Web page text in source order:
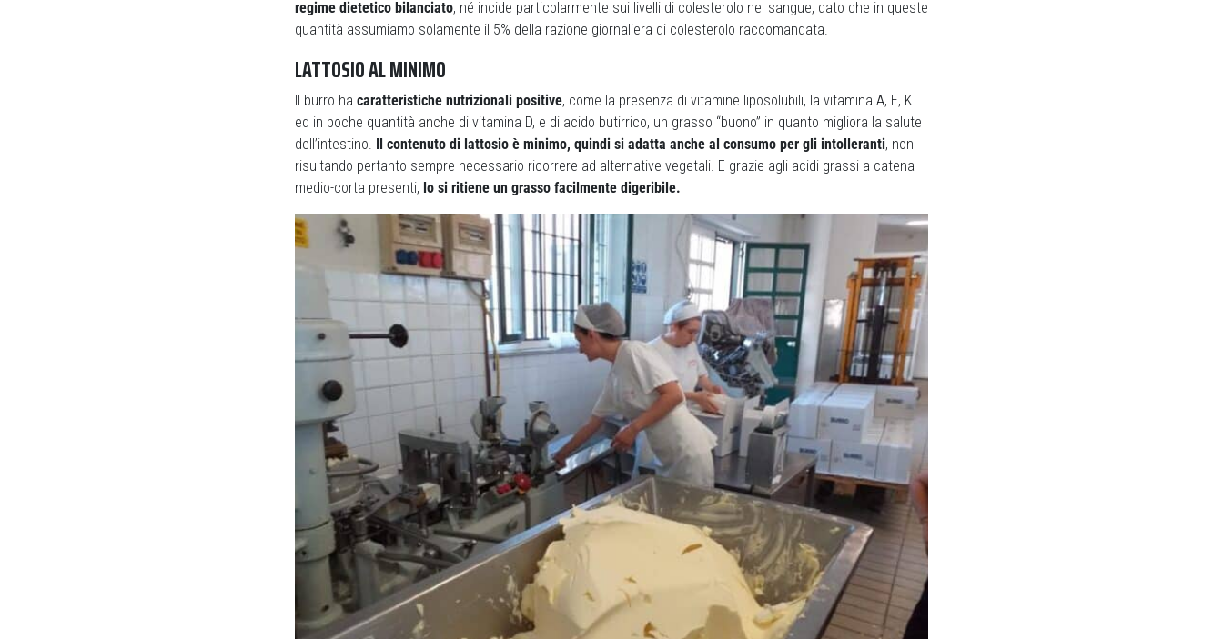
regime dietetico bilanciato, né incide particolarmente sui livelli di colesterolo nel sangue, dato che in queste
quantità assumiamo solamente il 5% della razione giornaliera di colesterolo raccomandata.
LATTOSIO AL MINIMO
Il burro ha caratteristiche nutrizionali positive, come la presenza di vitamine liposolubili, la vitamina A, E, K
ed in poche quantità anche di vitamina D, e di acido butirrico, un grasso “buono” in quanto migliora la salute
dell’intestino. Il contenuto di lattosio è minimo, quindi si adatta anche al consumo per gli intolleranti, non
risultando pertanto sempre necessario ricorrere ad alternative vegetali. E grazie agli acidi grassi a catena
medio-corta presenti, lo si ritiene un grasso facilmente digeribile.